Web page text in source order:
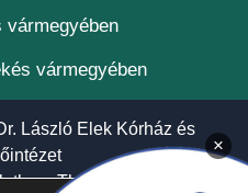
vármegyében
vármegyében
László Elek Kórház és
Themes
×